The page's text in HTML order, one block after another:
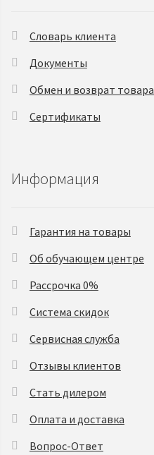
Словарь клиента
Документы
Обмен и возврат товара
Сертификаты
Информация
Гарантия на товары
Об обучающем центре
Рассрочка 0%
Система скидок
Сервисная служба
Отзывы клиентов
Стать дилером
Оплата и доставка
Вопрос-Ответ